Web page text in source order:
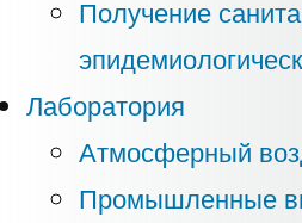
Получение
Лаборатория
Атмосферный
Промышленные